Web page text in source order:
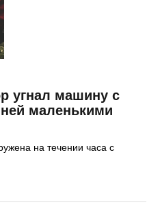
угнал машину с
маленькими
на течении часа с